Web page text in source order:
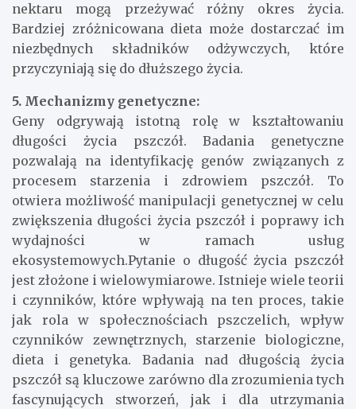
nektaru mogą przeżywać różny okres życia.
Bardziej zróżnicowana dieta może dostarczać im
niezbędnych składników odżywczych, które
przyczyniają się do dłuższego życia.
5. Mechanizmy genetyczne:
Geny odgrywają istotną rolę w kształtowaniu
długości życia pszczół. Badania genetyczne
pozwalają na identyfikację genów związanych z
procesem starzenia i zdrowiem pszczół. To
otwiera możliwość manipulacji genetycznej w celu
zwiększenia długości życia pszczół i poprawy ich
wydajności w ramach usług
ekosystemowych.Pytanie o długość życia pszczół
jest złożone i wielowymiarowe. Istnieje wiele teorii
i czynników, które wpływają na ten proces, takie
jak rola w społecznościach pszczelich, wpływ
czynników zewnętrznych, starzenie biologiczne,
dieta i genetyka. Badania nad długością życia
pszczół są kluczowe zarówno dla zrozumienia tych
fascynujących stworzeń, jak i dla utrzymania